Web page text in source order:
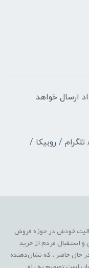
جدید ، یکشنبه ۱۸ مرداد ارسال خواهد
/ روبیکا /
خودش در حوزه فروش
و استقبال مردم از خرید
حال حاضر ، که نشان‌دهنده